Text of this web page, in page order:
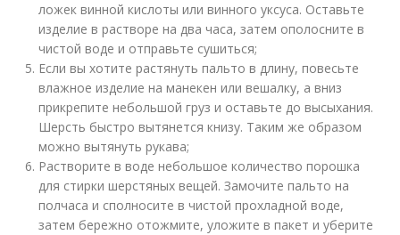
ложек винной кислоты или винного уксуса. Оставьте
изделие в растворе на два часа, затем ополосните в
чистой воде и отправьте сушиться;
Если вы хотите растянуть пальто в длину, повесьте
влажное изделие на манекен или вешалку, а вниз
прикрепите небольшой груз и оставьте до высыхания.
Шерсть быстро вытянется книзу. Таким же образом
можно вытянуть рукава;
Растворите в воде небольшое количество порошка
для стирки шерстяных вещей. Замочите пальто на
полчаса и сполносите в чистой прохладной воде,
затем бережно отожмите, уложите в пакет и уберите